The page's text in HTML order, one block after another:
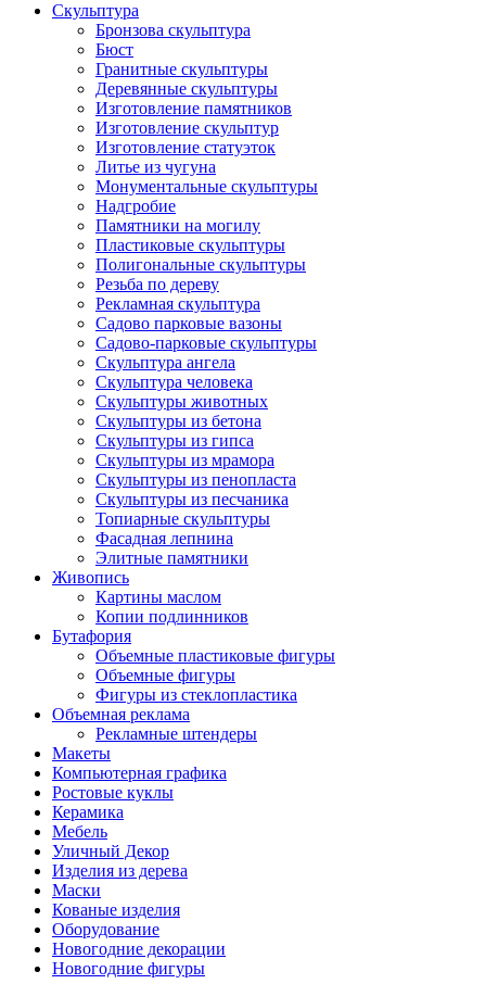
Скульптура
Бронзова скульптура
Бюст
Гранитные скульптуры
Деревянные скульптуры
Изготовление памятников
Изготовление скульптур
Изготовление статуэток
Литье из чугуна
Монументальные скульптуры
Надгробие
Памятники на могилу
Пластиковые скульптуры
Полигональные скульптуры
Резьба по дереву
Рекламная скульптура
Садово парковые вазоны
Садово-парковые скульптуры
Скульптура ангела
Скульптура человека
Скульптуры животных
Скульптуры из бетона
Скульптуры из гипса
Скульптуры из мрамора
Скульптуры из пенопласта
Скульптуры из песчаника
Топиарные скульптуры
Фасадная лепнина
Элитные памятники
Живопись
Картины маслом
Копии подлинников
Бутафория
Объемные пластиковые фигуры
Объемные фигуры
Фигуры из стеклопластика
Объемная реклама
Рекламные штендеры
Макеты
Компьютерная графика
Ростовые куклы
Керамика
Мебель
Уличный Декор
Изделия из дерева
Маски
Кованые изделия
Оборудование
Новогодние декорации
Новогодние фигуры